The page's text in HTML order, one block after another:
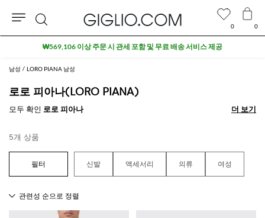
남성 LORO PIANA 남성
로로 피아나(LORO PIANA)
모두 확인 로로 피아나 더 보기
더 보기
5개 상품
신발 액세서리 의류 여성
0 0
검
색
₩569,106 이상 주문 시 관세 포함 및 무료 배송 서비스 제공